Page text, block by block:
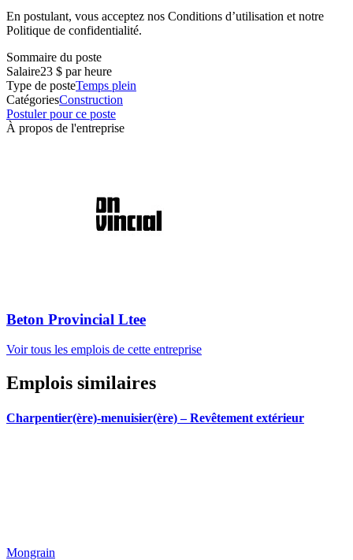
En postulant, vous acceptez nos Conditions d’utilisation et notre
Politique de confidentialité.
Sommaire du poste
Salaire23 $ par heure
Type de posteTemps plein
CatégoriesConstruction
Postuler pour ce poste
À propos de l'entreprise
Beton Provincial Ltee
Voir tous les emplois de cette entreprise
Emplois similaires
Charpentier(ère)-menuisier(ère) – Revêtement extérieur
Mongrain